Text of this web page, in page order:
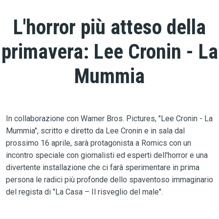
L'horror più atteso della
primavera: Lee Cronin - La
Mummia
In collaborazione con Warner Bros. Pictures, "Lee Cronin - La
Mummia", scritto e diretto da Lee Cronin e in sala dal
prossimo 16 aprile, sarà protagonista a Romics con un
incontro speciale con giornalisti ed esperti dell'horror e una
divertente installazione che ci farà sperimentare in prima
persona le radici più profonde dello spaventoso immaginario
del regista di "La Casa – Il risveglio del male".